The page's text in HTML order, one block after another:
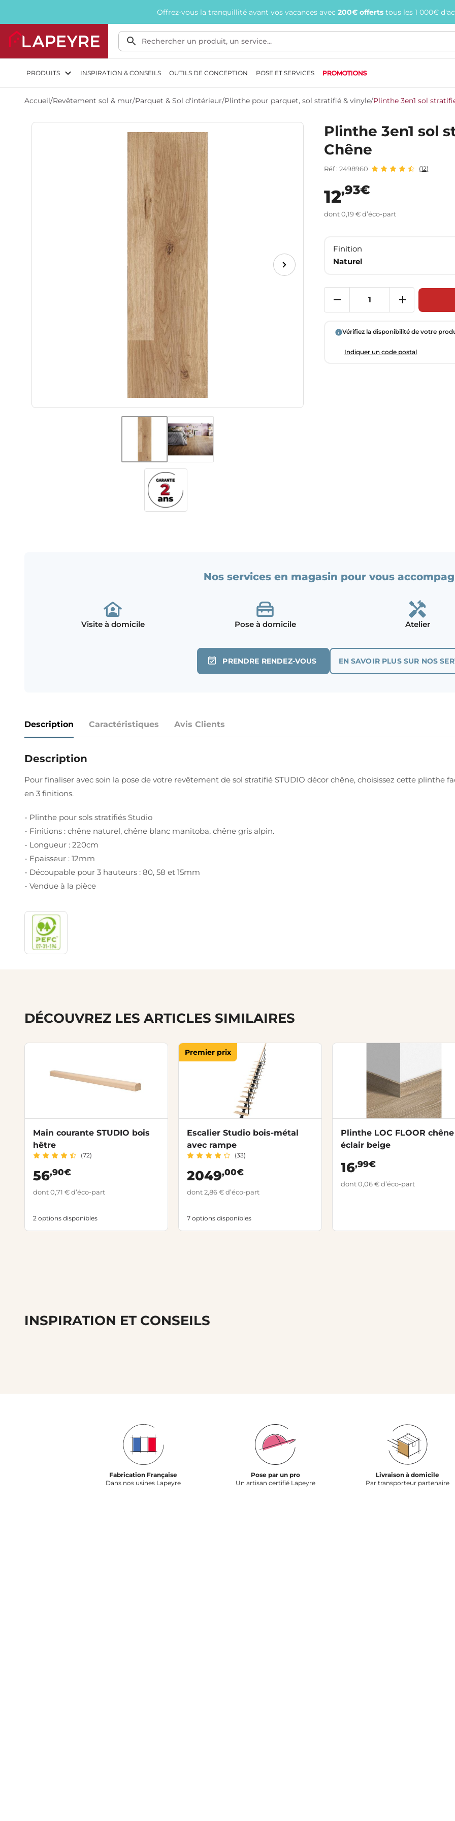
Offrez-vous la tranquillité avant vos vacances avec 200€ offerts tous les 1 000€
PRODUITS INSPIRATION & CONSEILS OUTILS DE CONCEPTION POSE ET SERVICES PROMOTIONS
Accueil/Revêtement sol & mur/Parquet & Sol d'intérieur/Plinthe pour parquet, sol stratifié & vinyle/Plinthe 3en1 sol
Plinthe 3en1 sol
Chêne
Réf : 2498960 (12)
12,93€
dont 0,19 € d’éco-part
Finition
Naturel
Vérifiez la disponibilité de votre
Indiquer un code postal
Nos services en magasin pour vous
Visite à domicile Pose à domicile Atelier
PRENDRE RENDEZ-VOUS EN SAVOIR PLUS SUR NOS
Description Caractéristiques Avis Clients
Description
Pour finaliser avec soin la pose de votre revêtement de sol stratifié STUDIO décor chêne, choisissez cette plinthe
en 3 finitions.
- Plinthe pour sols stratifiés Studio
- Finitions : chêne naturel, chêne blanc manitoba, chêne gris alpin.
- Longueur : 220cm
- Epaisseur : 12mm
- Découpable pour 3 hauteurs : 80, 58 et 15mm
- Vendue à la pièce
DÉCOUVREZ LES ARTICLES SIMILAIRES
Main courante STUDIO bois
hêtre
(72)
56,90€
dont 0,71 € d’éco-part
2 options disponibles
Premier prix
Escalier Studio bois-métal
avec rampe
(33)
2049,00€
dont 2,86 € d’éco-part
7 options disponibles
Plinthe LOC FLOOR chêne
éclair beige
16,99€
dont 0,06 € d’éco-part
INSPIRATION ET CONSEILS
Fabrication Française
Dans nos usines Lapeyre
Pose par un pro
Un artisan certifié Lapeyre
Livraison à domicile
Par transporteur partenaire